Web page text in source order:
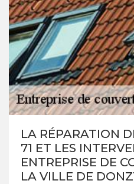
LA RÉPARATION
71 ET LES
ENTREPRISE DE
LA VILLE DE